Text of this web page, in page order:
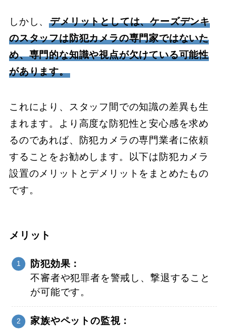
しかし、デメリットとしては、ケーズデンキ
のスタッフは防犯カメラの専門家ではないた
め、専門的な知識や視点が欠けている可能性
があります。
これにより、スタッフ間での知識の差異も生
まれます。より高度な防犯性と安心感を求め
るのであれば、防犯カメラの専門業者に依頼
することをお勧めします。以下は防犯カメラ
設置のメリットとデメリットをまとめたもの
です。
メリット
防犯効果：
不審者や犯罪者を警戒し、撃退すること
が可能です。
家族やペットの監視：